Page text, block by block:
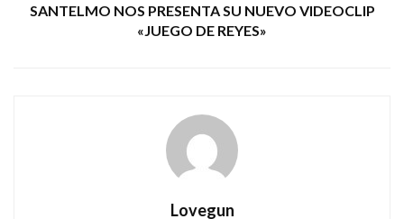
SANTELMO NOS PRESENTA SU NUEVO VIDEOCLIP
«JUEGO DE REYES»
Lovegun